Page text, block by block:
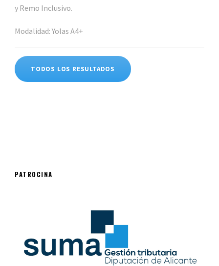
y Remo Inclusivo.
Modalidad: Yolas A4+
TODOS LOS RESULTADOS
PATROCINA